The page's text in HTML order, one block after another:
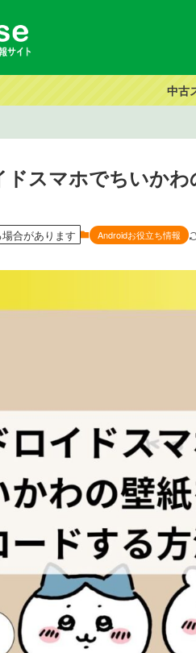
中古
ドスマホでちいか
合があります Androidお役立ち情報